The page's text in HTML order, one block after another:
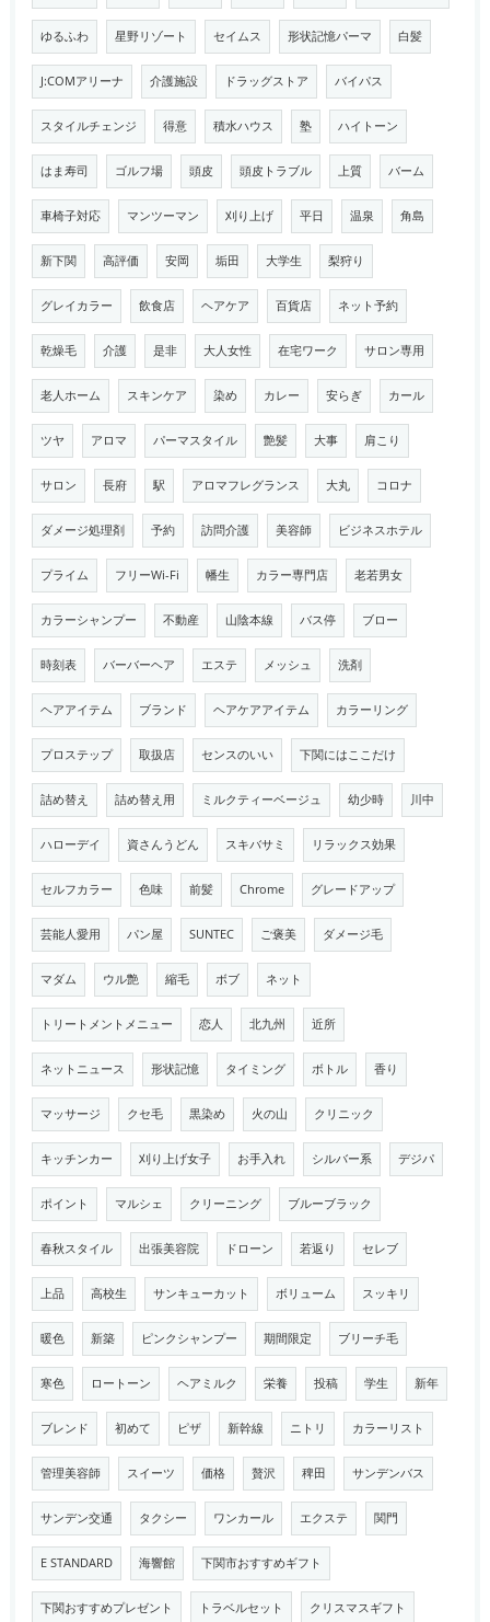
ゆるふわ 星野リゾート セイムス 形状記憶パーマ 白髪
J:COMアリーナ 介護施設 ドラッグストア バイパス
スタイルチェンジ 得意 積水ハウス 塾 ハイトーン
はま寿司 ゴルフ場 頭皮 頭皮トラブル 上質 バーム
車椅子対応 マンツーマン 刈り上げ 平日 温泉 角島
新下関 高評価 安岡 垢田 大学生 梨狩り
グレイカラー 飲食店 ヘアケア 百貨店 ネット予約
乾燥毛 介護 是非 大人女性 在宅ワーク サロン専用
老人ホーム スキンケア 染め カレー 安らぎ カール
ツヤ アロマ パーマスタイル 艶髪 大事 肩こり
サロン 長府 駅 アロマフレグランス 大丸 コロナ
ダメージ処理剤 予約 訪問介護 美容師 ビジネスホテル
プライム フリーWi-Fi 幡生 カラー専門店 老若男女
カラーシャンプー 不動産 山陰本線 バス停 ブロー
時刻表 バーバーヘア エステ メッシュ 洗剤
ヘアアイテム ブランド ヘアケアアイテム カラーリング
プロステップ 取扱店 センスのいい 下関にはここだけ
詰め替え 詰め替え用 ミルクティーベージュ 幼少時 川中
ハローデイ 資さんうどん スキバサミ リラックス効果
セルフカラー 色味 前髪 Chrome グレードアップ
芸能人愛用 パン屋 SUNTEC ご褒美 ダメージ毛
マダム ウル艶 縮毛 ボブ ネット
トリートメントメニュー 恋人 北九州 近所
ネットニュース 形状記憶 タイミング ボトル 香り
マッサージ クセ毛 黒染め 火の山 クリニック
キッチンカー 刈り上げ女子 お手入れ シルバー系 デジパ
ポイント マルシェ クリーニング ブルーブラック
春秋スタイル 出張美容院 ドローン 若返り セレブ
上品 高校生 サンキューカット ボリューム スッキリ
暖色 新築 ピンクシャンプー 期間限定 ブリーチ毛
寒色 ロートーン ヘアミルク 栄養 投稿 学生 新年
ブレンド 初めて ピザ 新幹線 ニトリ カラーリスト
管理美容師 スイーツ 価格 贅沢 稗田 サンデンバス
サンデン交通 タクシー ワンカール エクステ 関門
E STANDARD 海響館 下関市おすすめギフト
下関おすすめプレゼント トラベルセット クリスマスギフト